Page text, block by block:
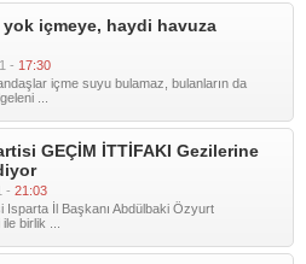
yok içmeye, haydi havuza
- 17:30
içme suyu bulamaz, bulanların da
...
GEÇİM İTTİFAKI Gezilerine
- 21:03
Isparta İl Başkanı Abdülbaki Özyurt
birlik ...